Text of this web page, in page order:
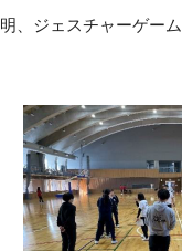
、ジェスチャーゲーム